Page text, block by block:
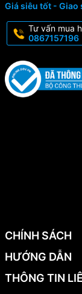
Giá siêu tốt - Giao
Tư vấn mua
0867157196
CHÍNH SÁCH
HƯỚNG DẪN
THÔNG TIN